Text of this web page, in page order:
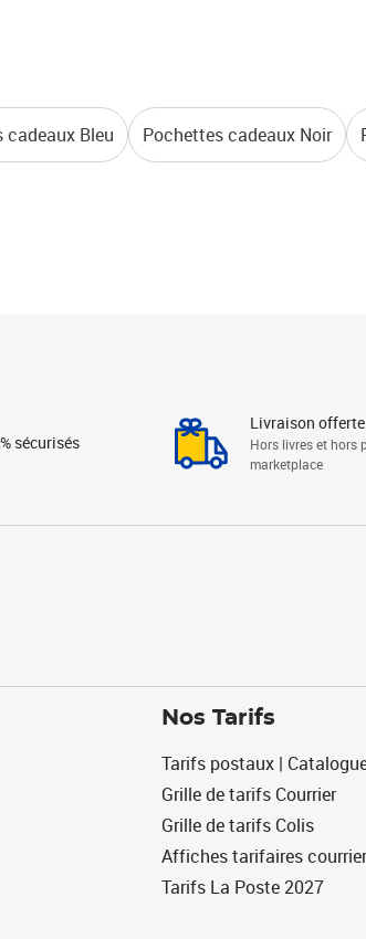
cadeaux Bleu Pochettes cadeaux Noir
sécurisés
Livraison
Hors livres et hors
marketplace
Nos Tarifs
Tarifs postaux |
Grille de tarifs Courrier
Grille de tarifs Colis
Affiches tarifaires
Tarifs La Poste 2027